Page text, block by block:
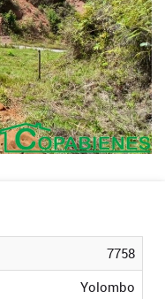
7758
Yolombo